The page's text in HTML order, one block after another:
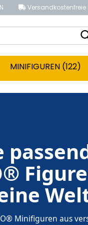
Versandkostenfreie
MINIFIGUREN (122)
Minifiguren aus